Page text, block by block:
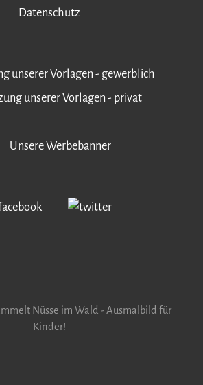
Datenschutz
unserer Vorlagen - gewerblich
unserer Vorlagen - privat
Unsere Werbebanner
Nüsse im Wald - Ausmalbild für
Kinder!